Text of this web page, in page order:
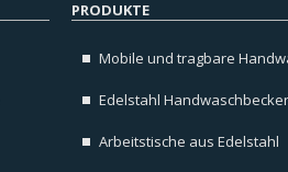
PRODUKTE
Mobile und tragbare
Edelstahl
Arbeitstische aus Edelstahl